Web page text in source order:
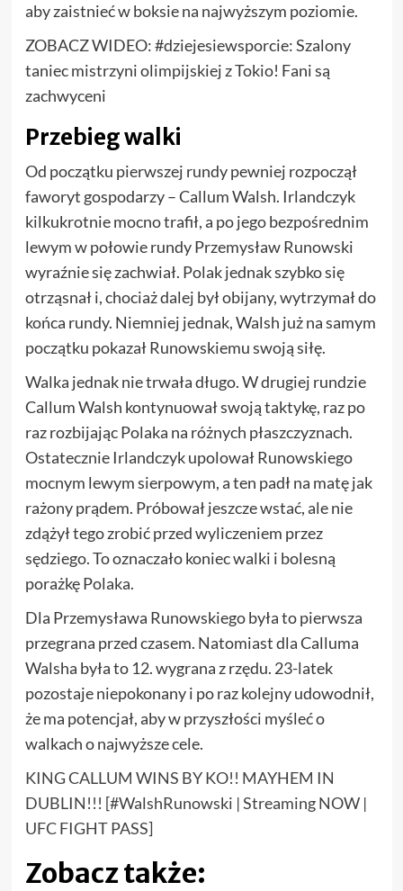
aby zaistnieć w boksie na najwyższym poziomie.
ZOBACZ WIDEO: #dziejesiewsporcie: Szalony
taniec mistrzyni olimpijskiej z Tokio! Fani są
zachwyceni
Przebieg walki
Od początku pierwszej rundy pewniej rozpoczął
faworyt gospodarzy – Callum Walsh. Irlandczyk
kilkukrotnie mocno trafił, a po jego bezpośrednim
lewym w połowie rundy Przemysław Runowski
wyraźnie się zachwiał. Polak jednak szybko się
otrząsnał i, chociaż dalej był obijany, wytrzymał do
końca rundy. Niemniej jednak, Walsh już na samym
początku pokazał Runowskiemu swoją siłę.
Walka jednak nie trwała długo. W drugiej rundzie
Callum Walsh kontynuował swoją taktykę, raz po
raz rozbijając Polaka na różnych płaszczyznach.
Ostatecznie Irlandczyk upolował Runowskiego
mocnym lewym sierpowym, a ten padł na matę jak
rażony prądem. Próbował jeszcze wstać, ale nie
zdążył tego zrobić przed wyliczeniem przez
sędziego. To oznaczało koniec walki i bolesną
porażkę Polaka.
Dla Przemysława Runowskiego była to pierwsza
przegrana przed czasem. Natomiast dla Calluma
Walsha była to 12. wygrana z rzędu. 23-latek
pozostaje niepokonany i po raz kolejny udowodnił,
że ma potencjał, aby w przyszłości myśleć o
walkach o najwyższe cele.
KING CALLUM WINS BY KO!! MAYHEM IN
DUBLIN!!! [#WalshRunowski | Streaming NOW |
UFC FIGHT PASS]
Zobacz także: